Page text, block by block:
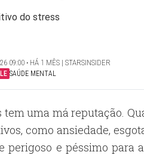
09:00 ‧ HÁ 1 MÊS | STARSINSIDER
SAÚDE MENTAL
tem uma má reputação.
como ansiedade,
perigoso e péssimo para